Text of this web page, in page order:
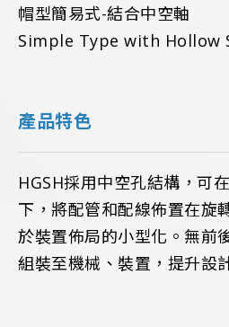
帽型簡易式-結合中空軸
Simple Type with Hollow
產品特色
HGSH採用中空孔結構，可
下，將配管和配線佈置在旋
於裝置佈局的小型化。無前
組裝至機械、裝置，提升設